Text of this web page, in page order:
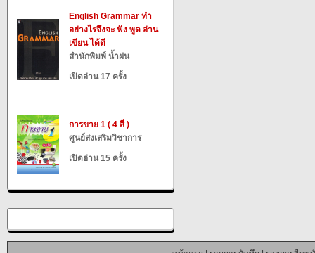
English Grammar ทำ
อย่างไรจึงจะ ฟัง พูด อ่าน
เขียน ได้ดี
สำนักพิมพ์ น้ำฝน
เปิดอ่าน 17 ครั้ง
การขาย 1 ( 4 สี )
ศูนย์ส่งเสริมวิชาการ
เปิดอ่าน 15 ครั้ง